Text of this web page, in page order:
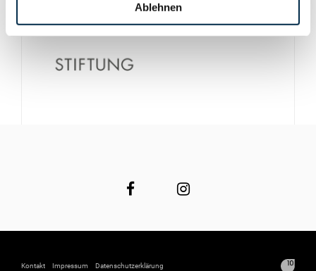
Ablehnen
Kontakt Impressum Datenschutzerklärung